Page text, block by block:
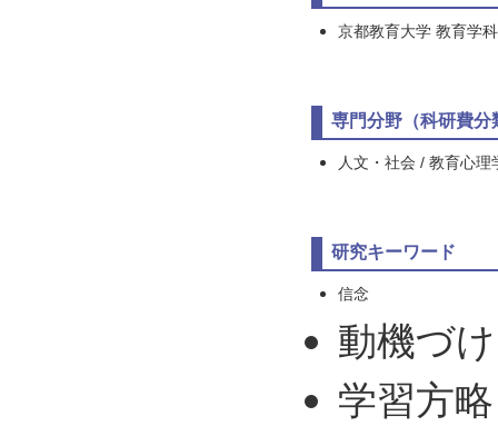
京都教育大学 教育学
専門分野（科研費分
人文・社会 / 教育心理
研究キーワード
信念
動機づけ
学習方略